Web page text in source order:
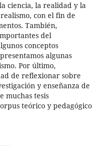
ciencia, la realidad y la
con el fin de
También,
del
conceptos
algunas
Por último,
de reflexionar sobre
y enseñanza de
muchas tesis
teórico y pedagógico